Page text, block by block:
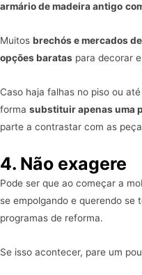
armário de madeira antigo
Muitos brechós e mercados
opções baratas para decorar
Caso haja falhas no piso ou
forma substituir apenas uma
parte a contrastar com as
4. Não exagere
Pode ser que ao começar a
se empolgando e querendo se
programas de reforma.
Se isso acontecer, pare um